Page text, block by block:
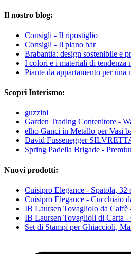
Il nostro blog:
Consigli - Il ripostiglio
Consigli - Il piano bar
Brabantia: design sostenibile e
I colori e i materiali di tendenza
Piante da appartamento per
Scopri Interismo:
guzzini
Garden Trading Contenitore -
elho Ganci in Metallo per Vasi
David Fussenegger
Spring Padella Brigade -
Nuovi prodotti:
Cuisipro Elegance - Spatola, 32
Cuisipro Elegance - Cucchiaio
IB Laursen Tovagliolo da Caffè
IB Laursen Tovaglioli di Carta -
Set di Stampi per Ghiaccioli,